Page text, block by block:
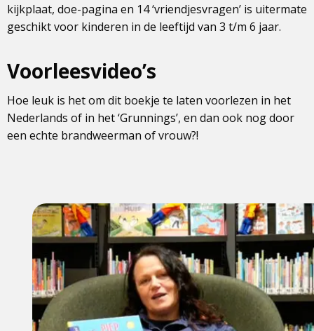
kijkplaat, doe-pagina en 14 ‘vriendjesvragen’ is uitermate
geschikt voor kinderen in de leeftijd van 3 t/m 6 jaar.
Voorleesvideo’s
Hoe leuk is het om dit boekje te laten voorlezen in het
Nederlands of in het ‘Grunnings’, en dan ook nog door
een echte brandweerman of vrouw?!